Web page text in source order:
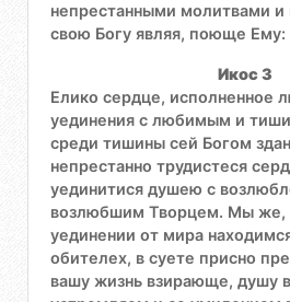
непрестанными молитвами
свою Богу являя, поюще Ему:
Икос 3
Елико сердце, исполненное
уединения с любимым и
среди тишины сей Богом
непрестанно трудистеся
уединитися душею с
возлюбшим Творцем. Мы же,
уединении от мира
обителех, в суете присно
вашу жизнь взирающе, душу